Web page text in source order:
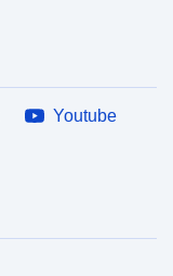
Youtube